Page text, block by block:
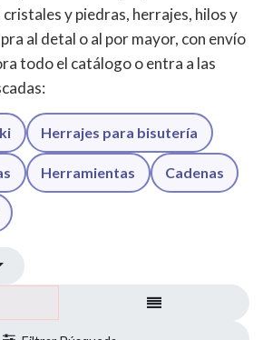
y piedras, herrajes, hilos y
al detal o al por mayor, con envío
todo el catálogo o entra a las
Herrajes para bisutería
Herramientas Cadenas